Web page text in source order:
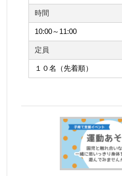
時間
10:00～11:00
定員
１０名（先着順）